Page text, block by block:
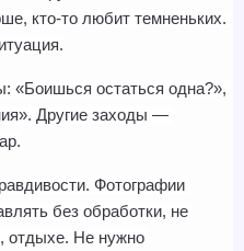
кто-то любит темненьких.
«Боишься остаться одна?»,
Другие заходы —
Фотографии
без обработки, не
отдыхе. Не нужно